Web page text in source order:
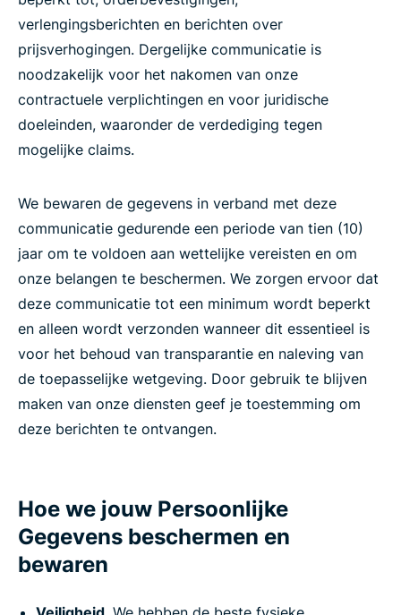
verlengingsberichten en berichten over
prijsverhogingen. Dergelijke communicatie is
noodzakelijk voor het nakomen van onze
contractuele verplichtingen en voor juridische
doeleinden, waaronder de verdediging tegen
mogelijke claims.
We bewaren de gegevens in verband met deze
communicatie gedurende een periode van tien (10)
jaar om te voldoen aan wettelijke vereisten en om
onze belangen te beschermen. We zorgen ervoor dat
deze communicatie tot een minimum wordt beperkt
en alleen wordt verzonden wanneer dit essentieel is
voor het behoud van transparantie en naleving van
de toepasselijke wetgeving. Door gebruik te blijven
maken van onze diensten geef je toestemming om
deze berichten te ontvangen.
Hoe we jouw Persoonlijke
Gegevens beschermen en
bewaren